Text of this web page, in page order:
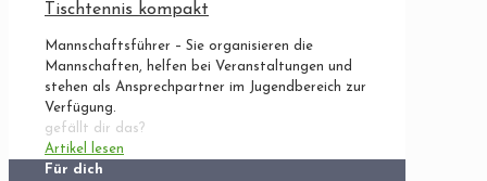
Tischtennis kompakt
Mannschaftsführer – Sie organisieren die
Mannschaften, helfen bei Veranstaltungen und
stehen als Ansprechpartner im Jugendbereich zur
Verfügung.
gefällt dir das?
Artikel lesen
Für dich